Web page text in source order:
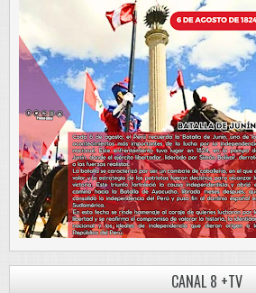
CANAL 8 +TV